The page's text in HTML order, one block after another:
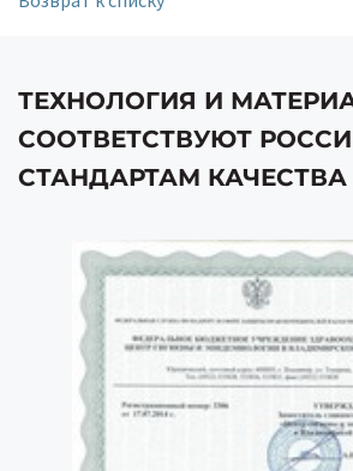
ТЕХНОЛОГИЯ И
СООТВЕТСТВУЮТ
СТАНДАРТАМ КАЧЕСТВА